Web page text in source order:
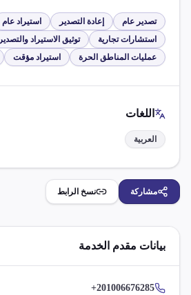
تصدير عام إعادة التصدير استيراد عام
استشارات تجارية
توثيق الاستيراد والتصدير
عمليات المناطق الحرة
استيراد مؤقت
اللغات
العربية
مشاركة نسخ الرابط
بيانات مقدم الخدمة
+201006676285